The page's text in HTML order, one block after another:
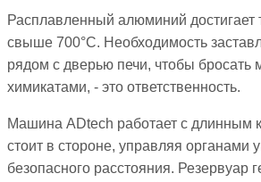
Расплавленный алюминий достигает
свыше 700°C. Необходимость
рядом с дверью печи, чтобы бросать
химикатами, - это ответственность.
Машина ADtech работает с длинным
стоит в стороне, управляя органами
безопасного расстояния. Резервуар